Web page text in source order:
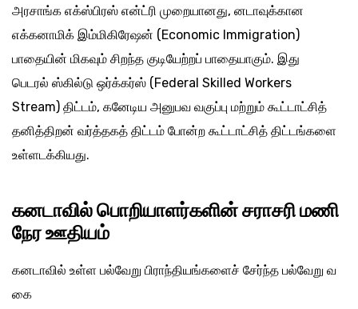
அரசாங்க எக்ஸ்பிரஸ் என்ட்ரி முறையானது, னடாவுக்கான
எக்கனாமிக் இம்மிகிரேஷன் (Economic Immigration)
பாதையின் மிகவும் சிறந்த குடியேற்றப் பாதையாகும். இது
பெடரல் ஸ்கில்டு ஒர்க்கர்ஸ் (Federal Skilled Workers
Stream) திட்டம், கனேடிய அனுபவ வகுப்பு மற்றும் கூட்டாட்சித்
தனித்திறன் வர்த்தகத் திட்டம் போன்ற கூட்டாட்சித் திட்டங்களை
உள்ளடக்கியது.
கனடாவில் பொறியாளர்களின் சராசரி மணி
நேர ஊதியம்
கனடாவில் உள்ள பல்வேறு பிராந்தியங்களைச் சேர்ந்த பல்வேறு வ
கை